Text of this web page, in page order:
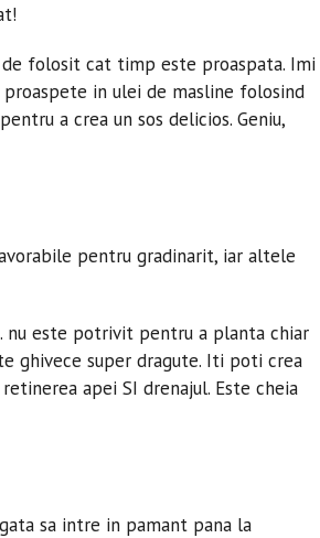
folosit cat timp este proaspata. Imi
in ulei de masline folosind
a crea un sos delicios. Geniu,
pentru gradinarit, iar altele
nu este potrivit pentru a planta chiar
ghivece super dragute. Iti poti crea
apei SI drenajul. Este cheia
sa intre in pamant pana la